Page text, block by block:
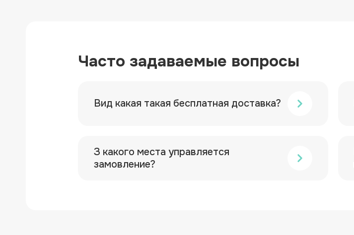
Часто задаваемые вопросы
Вид какая такая бесплатная доставка?
З какого места управляется
замовление?